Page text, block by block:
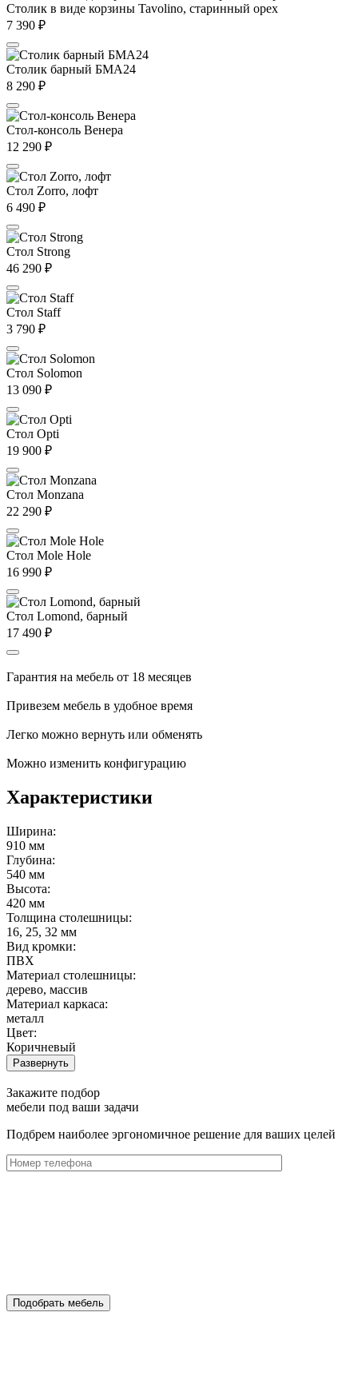
Столик в виде корзины Tavolino, старинный орех
7 390 ₽
Столик барный БМА24
8 290 ₽
Стол-консоль Венера
12 290 ₽
Стол Zorro, лофт
6 490 ₽
Стол Strong
46 290 ₽
Стол Staff
3 790 ₽
Стол Solomon
13 090 ₽
Стол Opti
19 900 ₽
Стол Monzana
22 290 ₽
Стол Mole Hole
16 990 ₽
Стол Lomond, барный
17 490 ₽
Гарантия на мебель от 18 месяцев
Привезем мебель в удобное время
Легко можно вернуть или обменять
Можно изменить конфигурацию
Характеристики
Ширина:
910 мм
Глубина:
540 мм
Высота:
420 мм
Толщина столешницы:
16, 25, 32 мм
Вид кромки:
ПВХ
Материал столешницы:
дерево, массив
Материал каркаса:
металл
Цвет:
Коричневый
Развернуть
Закажите подбор
мебели под ваши задачи
Подбрем наиболее эргономичное решение для ваших целей
Подобрать мебель